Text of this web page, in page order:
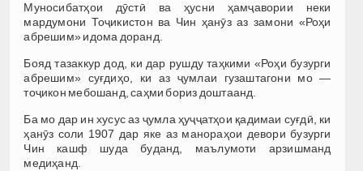
Муносибатҳои дӯстӣ ва ҳусни ҳамҷавории неки
мардумони Тоҷикистон ва Чин ҳанӯз аз замони «Роҳи
абрешим» идома доранд.
Бояд тазаккур дод, ки дар рушду таҳкими «Роҳи бузурги
абрешим» суғдиҳо, ки аз ҷумлаи гузаштагони мо —
тоҷикон мебошанд, саҳми бориз доштаанд.
Ба мо дар ин хусус аз ҷумла ҳуҷҷатҳои қадимаи суғдӣ, ки
ҳанӯз соли 1907 дар яке аз манораҳои девори бузурги
Чин кашф шуда буданд, маълумоти арзишманд
медиҳанд.